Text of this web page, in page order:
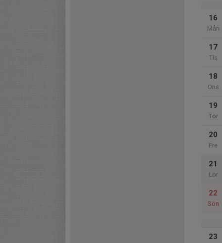
16
Mån
17
Tis
18
Ons
19
Tor
20
Fre
21
Lör
22
Sön
23